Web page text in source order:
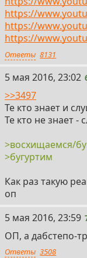
https://
https://
https://
Ответы 8131
6
5 мая 2016, 23:02
>>3497
Те кто знает и
Те кто не знает
>восхищаемся/
>бугуртим
Как раз такую
оп
7
5 мая 2016, 23:59
ОП, а дабстепо-
Ответы 3508